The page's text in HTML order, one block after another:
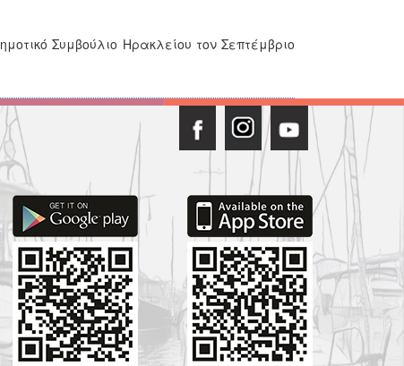
Συμβούλιο Ηρακλείου τον Σεπτέμβριο